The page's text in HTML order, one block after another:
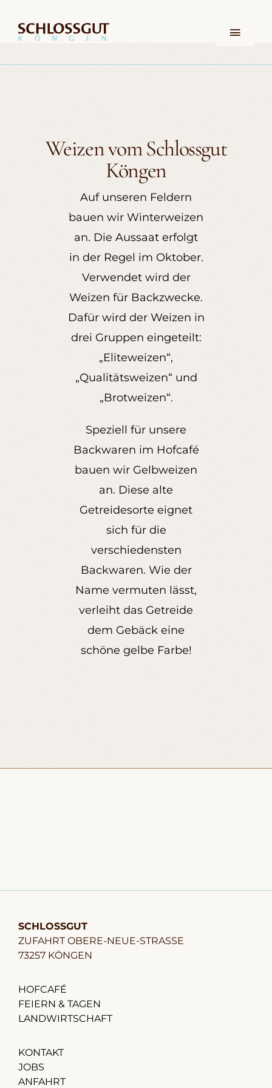
Inhalt
springen
LandwirtschaftWeizen vom Schlossgut
Köngen
Auf unseren Feldern
bauen wir Winterweizen
an. Die Aussaat erfolgt
in der Regel im Oktober.
Verwendet wird der
Weizen für Backzwecke.
Dafür wird der Weizen in
drei Gruppen eingeteilt:
„Eliteweizen“,
„Qualitätsweizen“ und
„Brotweizen“.
Speziell für unsere
Backwaren im Hofcafé
bauen wir Gelbweizen
an. Diese alte
Getreidesorte eignet
sich für die
verschiedensten
Backwaren. Wie der
Name vermuten lässt,
verleiht das Getreide
dem Gebäck eine
schöne gelbe Farbe!
SCHLOSSGUT
ZUFAHRT OBERE-NEUE-STRASSE
73257 KÖNGEN
HOFCAFÉ
FEIERN & TAGEN
LANDWIRTSCHAFT
KONTAKT
JOBS
ANFAHRT